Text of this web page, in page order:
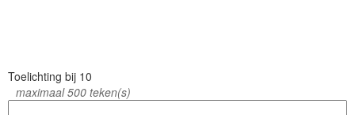
V
Toelichting bij 10
maximaal 500 teken(s)